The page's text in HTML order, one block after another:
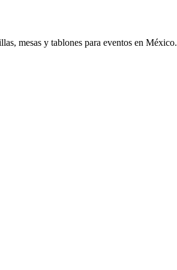
mesas y tablones para eventos en México.